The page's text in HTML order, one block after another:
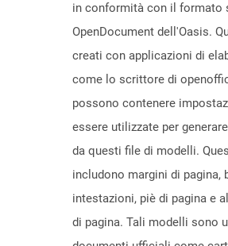
in conformità con il formato
OpenDocument dell'Oasis.
creati con applicazioni di
come lo scrittore di
possono contenere
essere utilizzate per
da questi file di modelli.
includono margini di pagina,
intestazioni, piè di pagina e
di pagina. Tali modelli sono